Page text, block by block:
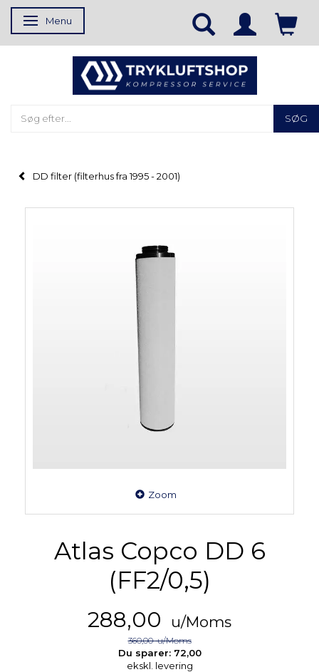
Skifte navigation
Menu
SØG
DD filter (filterhus fra 1995 - 2001)
Zoom
Atlas Copco DD 6
(FF2/0,5)
288,00 u/Moms
360,00u/Moms
Du sparer: 72,00
ekskl. levering